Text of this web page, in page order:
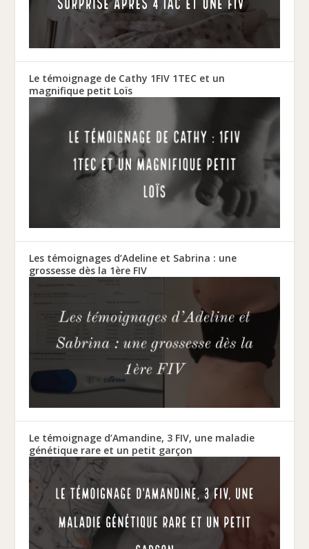
Le témoignage de Cathy 1FIV 1TEC et un
magnifique petit Loïs
Les témoignages d’Adeline et Sabrina : une
grossesse dès la 1ère FIV
Le témoignage d’Amandine, 3 FIV, une maladie
génétique rare et un petit garçon